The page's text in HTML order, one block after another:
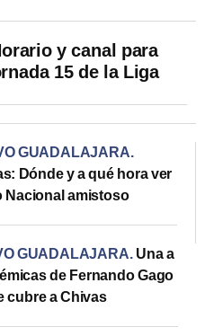
y canal para
15 de la Liga
GUADALAJARA.
Dónde y a qué hora ver
Nacional amistoso
GUADALAJARA. Una a
de Fernando Gago
cubre a Chivas